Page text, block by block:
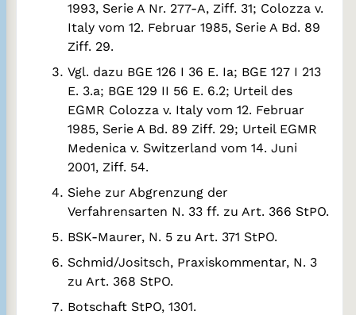
1993, Serie A Nr. 277-A, Ziff. 31; Colozza v.
Italy vom 12. Februar 1985, Serie A Bd. 89
Ziff. 29.
Vgl. dazu BGE 126 I 36 E. Ia; BGE 127 I 213
E. 3.a; BGE 129 II 56 E. 6.2; Urteil des
EGMR Colozza v. Italy vom 12. Februar
1985, Serie A Bd. 89 Ziff. 29; Urteil EGMR
Medenica v. Switzerland vom 14. Juni
2001, Ziff. 54.
Siehe zur Abgrenzung der
Verfahrensarten N. 33 ff. zu Art. 366 StPO.
BSK-Maurer, N. 5 zu Art. 371 StPO.
Schmid/Jositsch, Praxiskommentar, N. 3
zu Art. 368 StPO.
Botschaft StPO, 1301.